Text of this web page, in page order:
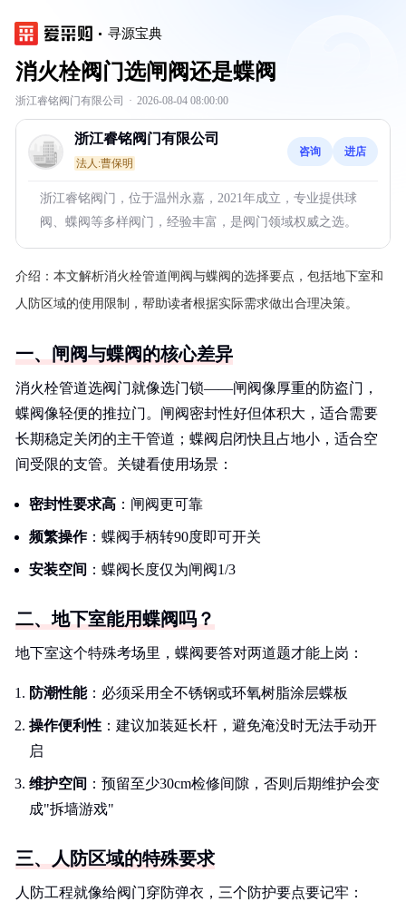
寻源宝典
消火栓阀门选闸阀还是蝶阀
浙江睿铭阀门有限公司 · 2026-08-04 08:00:00
浙江睿铭阀门有限公司
法人:曹保明
咨询 进店
浙江睿铭阀门，位于温州永嘉，2021年成立，专业提供球
阀、蝶阀等多样阀门，经验丰富，是阀门领域权威之选。
介绍： 本文解析消火栓管道闸阀与蝶阀的选择要点，包括地下室和
人防区域的使用限制，帮助读者根据实际需求做出合理决策。
一、闸阀与蝶阀的核心差异
消火栓管道选阀门就像选门锁——闸阀像厚重的防盗门，
蝶阀像轻便的推拉门。闸阀密封性好但体积大，适合需要
长期稳定关闭的主干管道；蝶阀启闭快且占地小，适合空
间受限的支管。关键看使用场景：
密封性要求高 ：闸阀更可靠
频繁操作：蝶阀手柄转90度即可开关
安装空间 ：蝶阀长度仅为闸阀1/3
二、地下室能用蝶阀吗？
地下室这个特殊考场里，蝶阀要答对两道题才能上岗：
防潮性能：必须采用全不锈钢或环氧树脂涂层蝶板
操作便利性 ：建议加装延长杆，避免淹没时无法手动开
启
维护空间 ：预留至少30cm检修间隙，否则后期维护会变
成"拆墙游戏"
三、人防区域的特殊要求
人防工程就像给阀门穿防弹衣，三个防护要点要记牢：